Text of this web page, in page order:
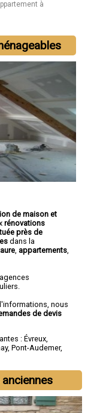
à
de maison et
rénovations
près de
dans la
appartements
nous
de devis
: Évreux,
, Pont-Audemer,